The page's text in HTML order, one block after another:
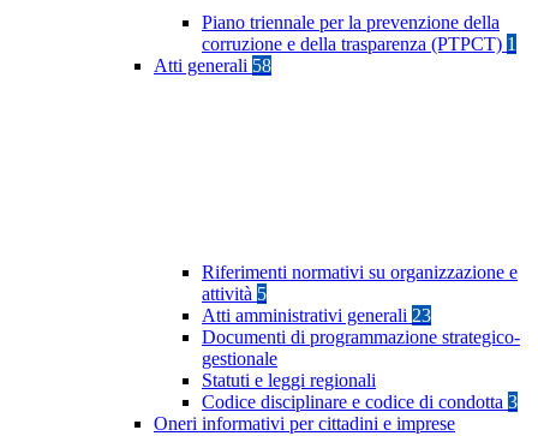
Piano triennale per la prevenzione della
corruzione e della trasparenza (PTPCT) 1
Atti generali 58
Riferimenti normativi su organizzazione e
attività 5
Atti amministrativi generali 23
Documenti di programmazione strategico-
gestionale
Statuti e leggi regionali
Codice disciplinare e codice di condotta 3
Oneri informativi per cittadini e imprese